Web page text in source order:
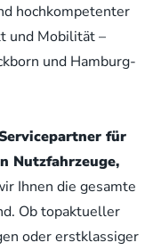
hochkompetenter
und Mobilität –
und Hamburg-
für
Nutzfahrzeuge,
Ihnen die gesamte
Ob topaktueller
oder erstklassiger